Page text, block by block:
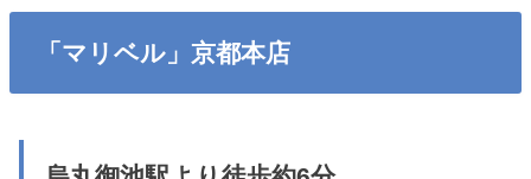
「マリベル」京都本店